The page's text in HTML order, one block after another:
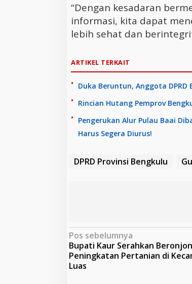
“Dengan kesadaran
informasi, kita dapat
lebih sehat dan
ARTIKEL TERKAIT
Duka Beruntun, Anggota DPRD
Rincian Hutang Pemprov
Pengerukan Alur Pulau Baai
Harus Segera Diurus!
DPRD Provinsi Bengkulu
N
a
v
Pos sebelumnya
Bupati Kaur Serahkan
Peningkatan Pertanian di
Luas